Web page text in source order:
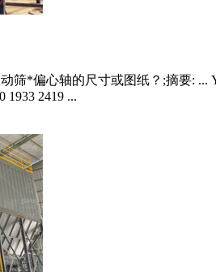
筛*偏心轴的尺寸或图纸？;摘要:
1933 2419 ...